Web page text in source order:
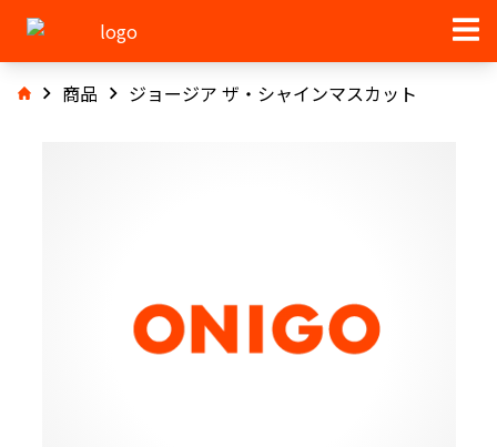
商品 ジョージア ザ・シャインマスカット